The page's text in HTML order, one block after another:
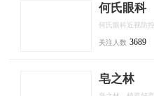
何氏眼科
关注人数 3689
皂之林